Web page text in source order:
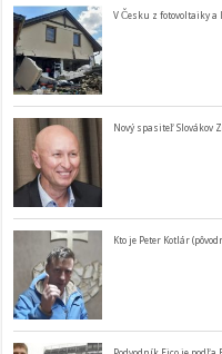
V Česku z fotovoltaiky
Nový spasiteľ Slovákov
Kto je Peter Kotlár